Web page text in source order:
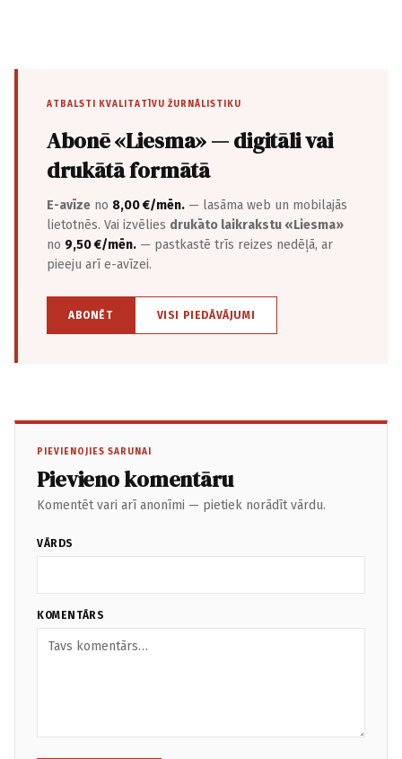
ATBALSTI KVALITATĪVU ŽURNĀLISTIKU
Abonē «Liesma» — digitāli vai
drukātā formātā
E-avīze no 8,00 €/mēn. — lasāma web un mobilajās
lietotnēs. Vai izvēlies drukāto laikrakstu «Liesma»
no 9,50 €/mēn. — pastkastē trīs reizes nedēļā, ar
pieeju arī e-avīzei.
ABONĒT VISI PIEDĀVĀJUMI
PIEVIENOJIES SARUNAI
Pievieno komentāru
Komentēt vari arī anonīmi — pietiek norādīt vārdu.
VĀRDS
KOMENTĀRS